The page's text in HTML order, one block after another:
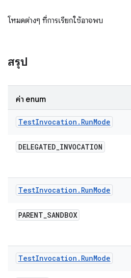
โหมดต่างๆ ที่การเรียกใช้อาจพบ
สรุป
ค่า enum
TestInvocation . RunMode
DELEGATED_INVOCATION
TestInvocation . RunMode
PARENT_SANDBOX
TestInvocation . RunMode